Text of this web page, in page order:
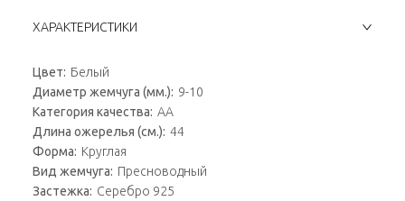
ХАРАКТЕРИСТИКИ
Цвет: Белый
Диаметр жемчуга (мм.): 9-10
Категория качества: AA
Длина ожерелья (см.): 44
Форма: Круглая
Вид жемчуга: Пресноводный
Застежка: Серебро 925